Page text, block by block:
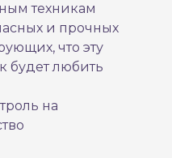
техникам
и прочных
что эту
будет любить
на